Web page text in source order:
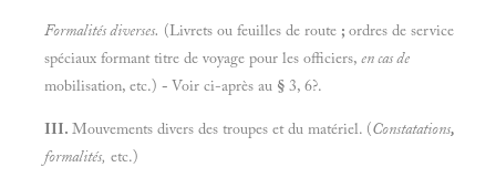
Formalités diverses. (Livrets ou feuilles de route ; ordres de service
spéciaux formant titre de voyage pour les officiers, en cas de
mobilisation, etc.) - Voir ci-après au § 3, 6?.
III. Mouvements divers des troupes et du matériel. (Constatations,
formalités, etc.)